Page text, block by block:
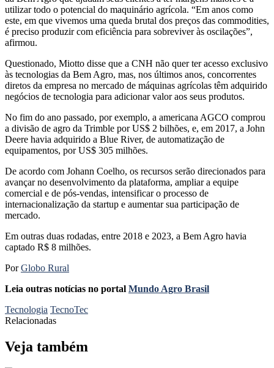
utilizar todo o potencial do maquinário agrícola. “Em anos como
este, em que vivemos uma queda brutal dos preços das commodities,
é preciso produzir com eficiência para sobreviver às oscilações”,
afirmou.
Questionado, Miotto disse que a CNH não quer ter acesso exclusivo
às tecnologias da Bem Agro, mas, nos últimos anos, concorrentes
diretos da empresa no mercado de máquinas agrícolas têm adquirido
negócios de tecnologia para adicionar valor aos seus produtos.
No fim do ano passado, por exemplo, a americana AGCO comprou
a divisão de agro da Trimble por US$ 2 bilhões, e, em 2017, a John
Deere havia adquirido a Blue River, de automatização de
equipamentos, por US$ 305 milhões.
De acordo com Johann Coelho, os recursos serão direcionados para
avançar no desenvolvimento da plataforma, ampliar a equipe
comercial e de pós-vendas, intensificar o processo de
internacionalização da startup e aumentar sua participação de
mercado.
Em outras duas rodadas, entre 2018 e 2023, a Bem Agro havia
captado R$ 8 milhões.
PorGlobo Rural
Leia outras notícias no portal Mundo Agro Brasil
Tecnologia TecnoTec
Relacionadas
Veja também